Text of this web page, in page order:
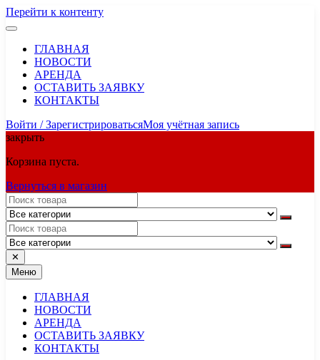
Перейти к контенту
ГЛАВНАЯ
НОВОСТИ
АРЕНДА
ОСТАВИТЬ ЗАЯВКУ
КОНТАКТЫ
Войти / ЗарегистрироватьсяМоя учётная запись
закрыть
Корзина пуста.
Вернуться в магазин
✕
Меню
ГЛАВНАЯ
НОВОСТИ
АРЕНДА
ОСТАВИТЬ ЗАЯВКУ
КОНТАКТЫ